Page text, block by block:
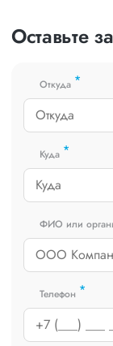
экспедирование.
который сообщит
сайте или
РФ).
Оставьте
Откуда *
Куда *
ФИО или
Телефон *